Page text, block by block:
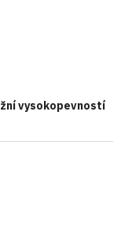
vysokopevností